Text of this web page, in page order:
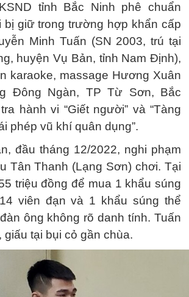
tỉnh Bắc Ninh phê chuẩn
bị giữ trong trường hợp khẩn cấp
Minh Tuấn (SN 2003, trú tại
huyện Vụ Bản, tỉnh Nam Định),
karaoke, massage Hương Xuân
Đông Ngàn, TP Từ Sơn, Bắc
hành vi “Giết người” và “Tàng
phép vũ khí quân dụng”.
đầu tháng 12/2022, nghi phạm
Tân Thanh (Lạng Sơn) chơi. Tại
triệu đồng để mua 1 khẩu súng
viên đạn và 1 khẩu súng thể
ông không rõ danh tính. Tuấn
giấu tại bụi cỏ gần chùa.